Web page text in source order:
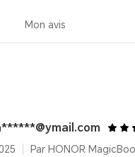
Mon avis
Par HONOR